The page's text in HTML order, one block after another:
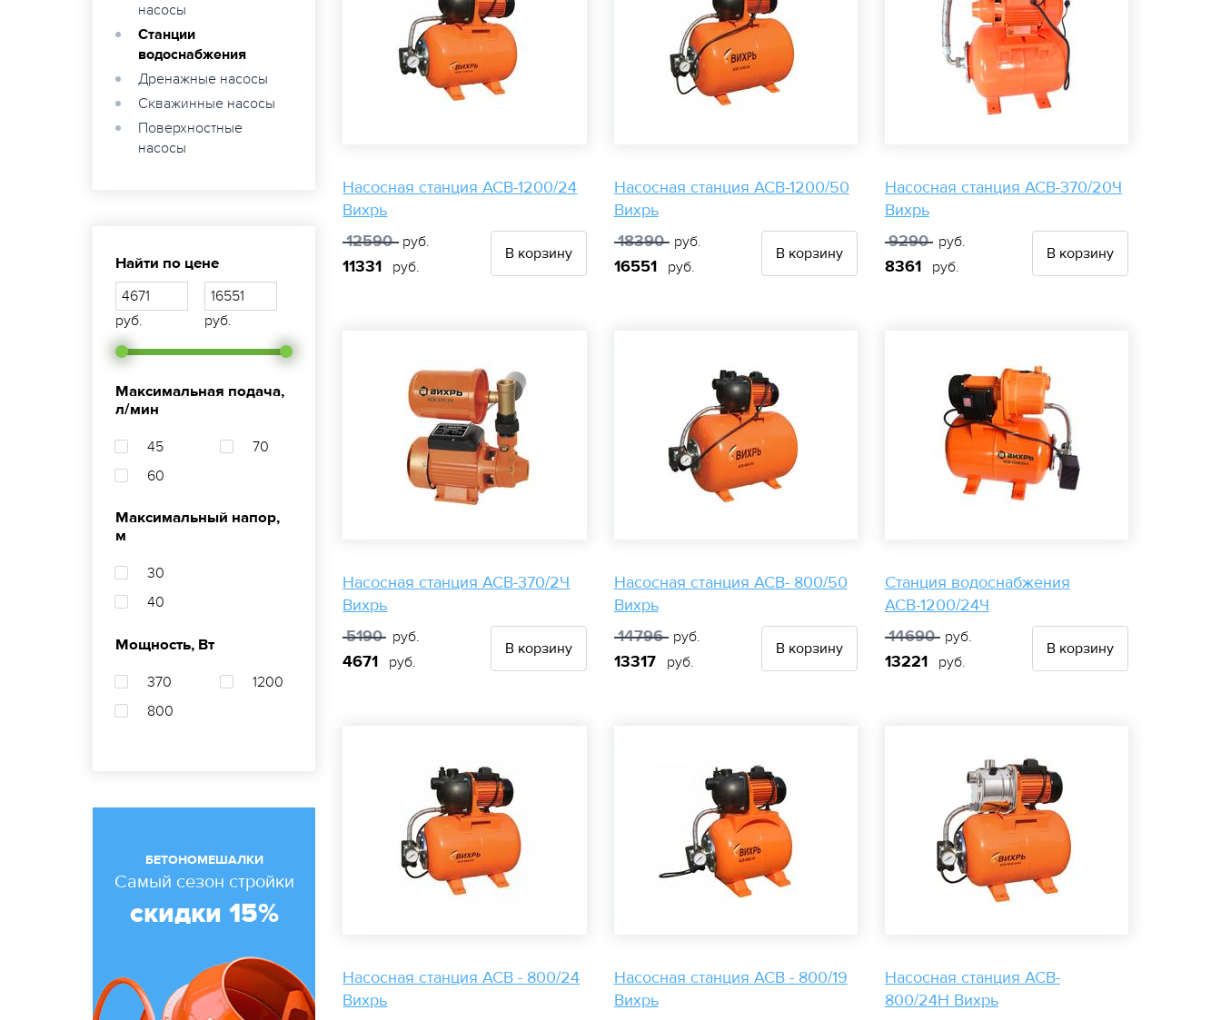
насосы
Станции
водоснабжения
Дренажные насосы
Скважинные насосы
Поверхностные
насосы
Найти по цене
руб. руб.
Максимальная подача,
л/мин
45
60
70
Максимальный напор,
м
30
40
Мощность, Вт
370
800
1200
БЕТОНОМЕШАЛКИ
Самый сезон стройки
скидки 15%
Насосная станция АСВ-1200/24
Вихрь
12590 руб.
11331 руб.
В корзину
Насосная станция АСВ-1200/50
Вихрь
18390
руб.
16551 руб.
В корзину
Насосная станция АСВ-370/20Ч
Вихрь
9290
руб.
8361 руб.
В корзину
Насосная станция АСВ-370/2Ч
Вихрь
5190 руб.
4671 руб.
В корзину
Насосная станция АСВ- 800/50
Вихрь
14796
руб.
13317 руб.
В корзину
Станция водоснабжения
АСВ-1200/24Ч
14690
руб.
13221 руб.
В корзину
Насосная станция АСВ - 800/24
Вихрь
Насосная станция АСВ - 800/19
Вихрь
Насосная станция АСВ-
800/24Н Вихрь